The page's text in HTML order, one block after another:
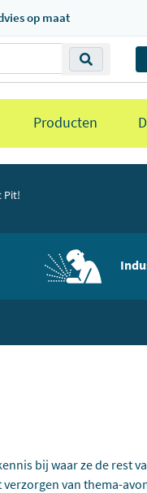
op maat
Producten
Pit!
bij waar ze de rest
van thema-